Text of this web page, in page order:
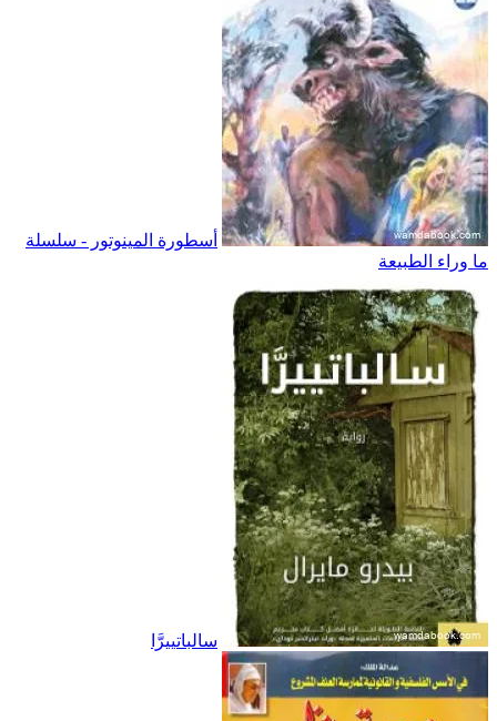
أسطورة المينوتور - سلسلة
ما وراء الطبيعة
سالباتييرَّا